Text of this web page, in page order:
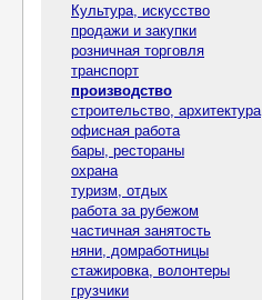
Культура, искусство
продажи и закупки
розничная торговля
транспорт
производство
строительство, архитектура
офисная работа
бары, рестораны
охрана
туризм, отдых
работа за рубежом
частичная занятость
няни, домработницы
стажировка, волонтеры
грузчики